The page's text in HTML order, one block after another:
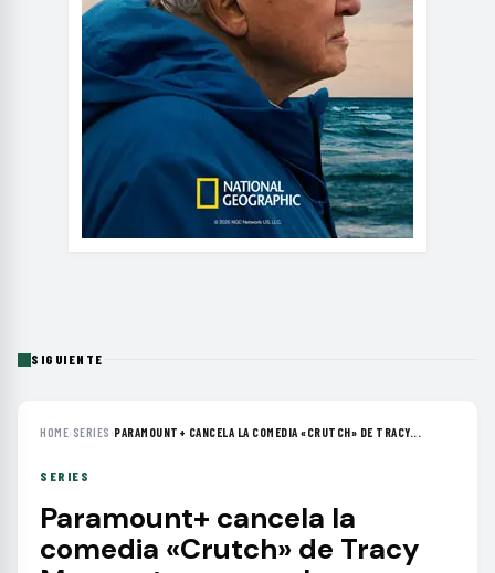
SIGUIENTE
HOME› SERIES ›PARAMOUNT+ CANCELA LA COMEDIA «CRUTCH» DE TRACY...
SERIES
Paramount+ cancela la
comedia «Crutch» de Tracy